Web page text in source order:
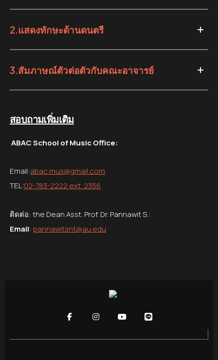
2.แสดงทักษะด้านดนตรี
3.สัมภาษณ์ตัวต่อตัวกับคณะอาจารย์
สอบถามเพิ่มเติม
ABAC School of Music Office:
Email:abac.mus@gmail.com
TEL:02-783-2222 ext. 2356
ติดต่อ: the Dean Asst. Prof. Dr. Pannawit S.:
Email: pannawitsnt@au.edu